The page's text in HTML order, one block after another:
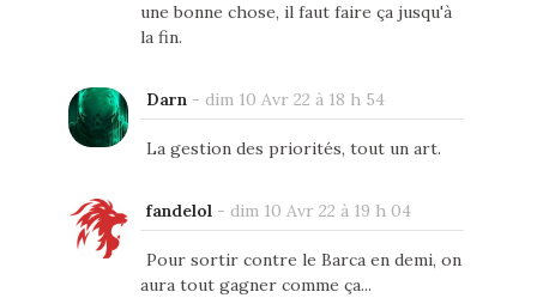
une bonne chose, il faut faire ça jusqu'à
la fin.
Darn- dim 10 Avr 22 à 18 h 54
La gestion des priorités, tout un art.
fandelol- dim 10 Avr 22 à 19 h 04
Pour sortir contre le Barca en demi, on
aura tout gagner comme ça...